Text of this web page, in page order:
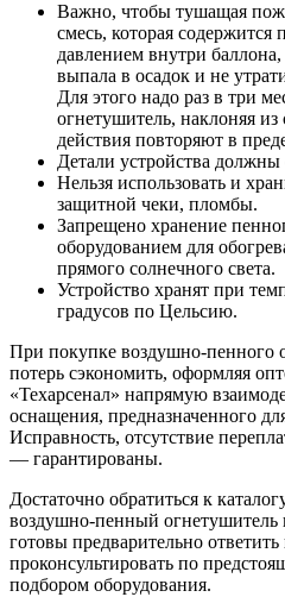
Важно, чтобы тушащая
смесь, которая содержится
давлением внутри баллона,
выпала в осадок и не
Для этого надо раз в три
огнетушитель, наклоняя
действия повторяют в
Детали устройства должны
Нельзя использовать и
защитной чеки, пломбы.
Запрещено хранение
оборудованием для
прямого солнечного света.
Устройство хранят при
градусов по Цельсию.
При покупке воздушно-пенного
потерь сэкономить, оформляя
«Техарсенал» напрямую
оснащения, предназначенного
Исправность, отсутствие
— гарантированы.
Достаточно обратиться к
воздушно-пенный
готовы предварительно
проконсультировать по
подбором оборудования.